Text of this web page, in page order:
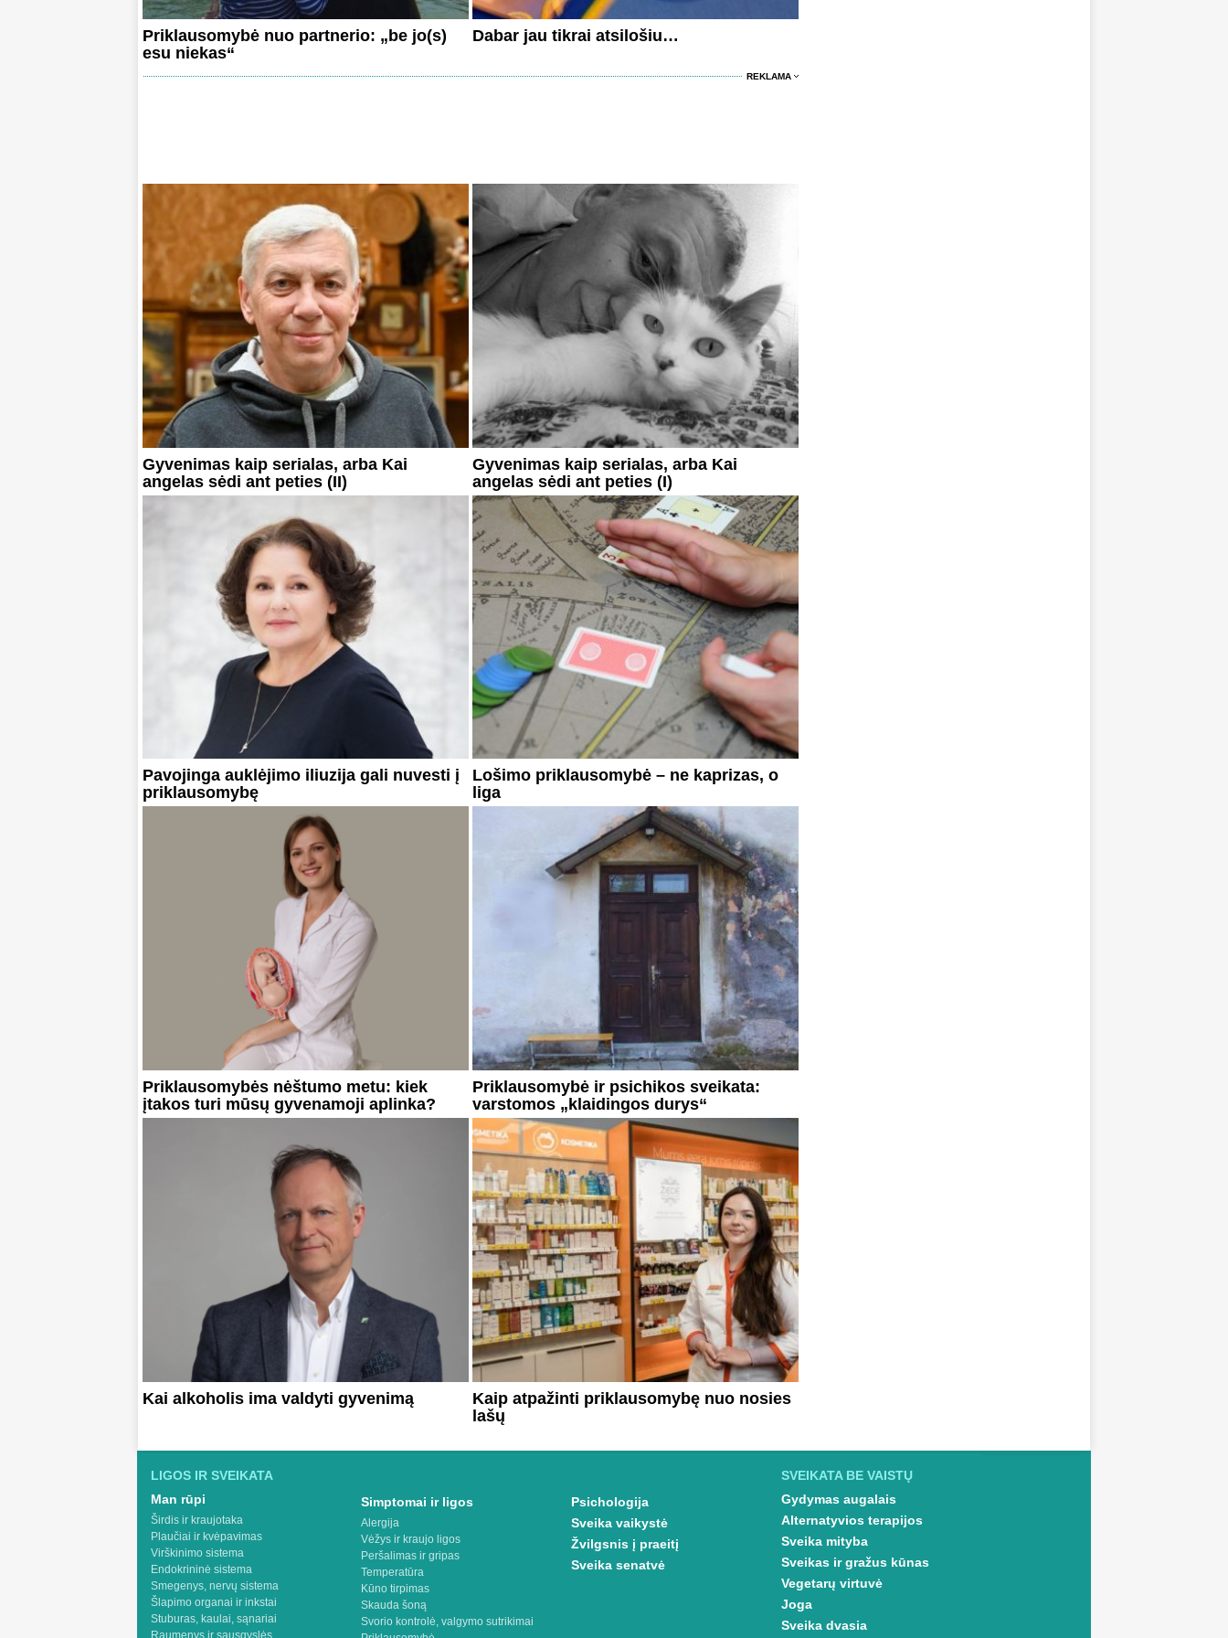
Priklausomybė nuo partnerio: „be jo(s)
esu niekas“
Dabar jau tikrai atsilošiu…
REKLAMA
Gyvenimas kaip serialas, arba Kai
angelas sėdi ant peties (II)
Gyvenimas kaip serialas, arba Kai
angelas sėdi ant peties (I)
Pavojinga auklėjimo iliuzija gali nuvesti į
priklausomybę
Lošimo priklausomybė – ne kaprizas, o
liga
Priklausomybės nėštumo metu: kiek
įtakos turi mūsų gyvenamoji aplinka?
Priklausomybė ir psichikos sveikata:
varstomos „klaidingos durys“
Kai alkoholis ima valdyti gyvenimą
Kaip atpažinti priklausomybę nuo nosies
lašų
LIGOS IR SVEIKATA
Man rūpi
Širdis ir kraujotaka
Plaučiai ir kvėpavimas
Virškinimo sistema
Endokrininė sistema
Smegenys, nervų sistema
Šlapimo organai ir inkstai
Stuburas, kaulai, sąnariai
Raumenys ir sausgyslės
Simptomai ir ligos
Alergija
Vėžys ir kraujo ligos
Peršalimas ir gripas
Temperatūra
Kūno tirpimas
Skauda šoną
Svorio kontrolė, valgymo sutrikimai
Psichologija
Sveika vaikystė
Žvilgsnis į praeitį
Sveika senatvė
SVEIKATA BE VAISTŲ
Gydymas augalais
Alternatyvios terapijos
Sveika mityba
Sveikas ir gražus kūnas
Vegetarų virtuvė
Joga
Sveika dvasia